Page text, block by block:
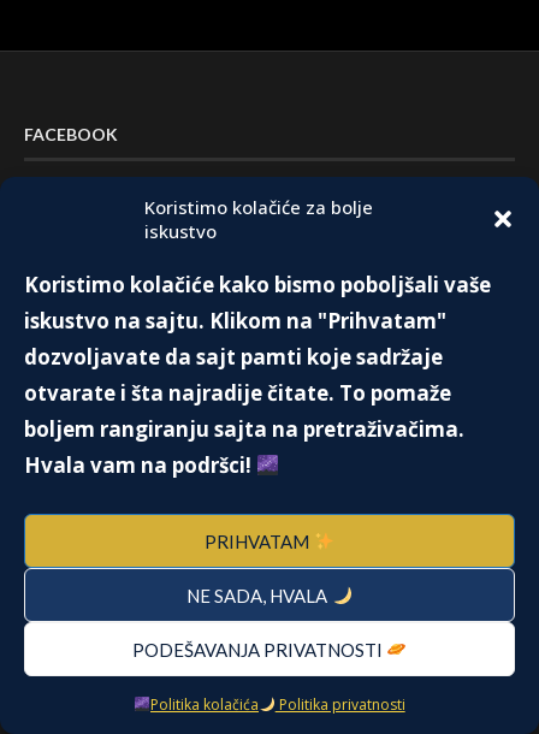
Koristimo kolačiće za bolje
iskustvo
Koristimo kolačiće kako bismo poboljšali vaše
iskustvo na sajtu. Klikom na "Prihvatam"
dozvoljavate da sajt pamti koje sadržaje
otvarate i šta najradije čitate. To pomaže
boljem rangiranju sajta na pretraživačima.
Hvala vam na podršci!
PRIHVATAM
NE SADA, HVALA
PODEŠAVANJA PRIVATNOSTI
Politika kolačića Politika privatnosti
FACEBOOK
Facebook
Kliknite da biste prihvatili marketing
kolačiće i omogućili ovaj sadržaj
Sunce u Lavu donosi odvažnost i
samouverenost. Nemojte pristajati ni na šta
ispod onoga što smatrate da zaslužujete.
Samouvereni nastup će vam olakšati put ka